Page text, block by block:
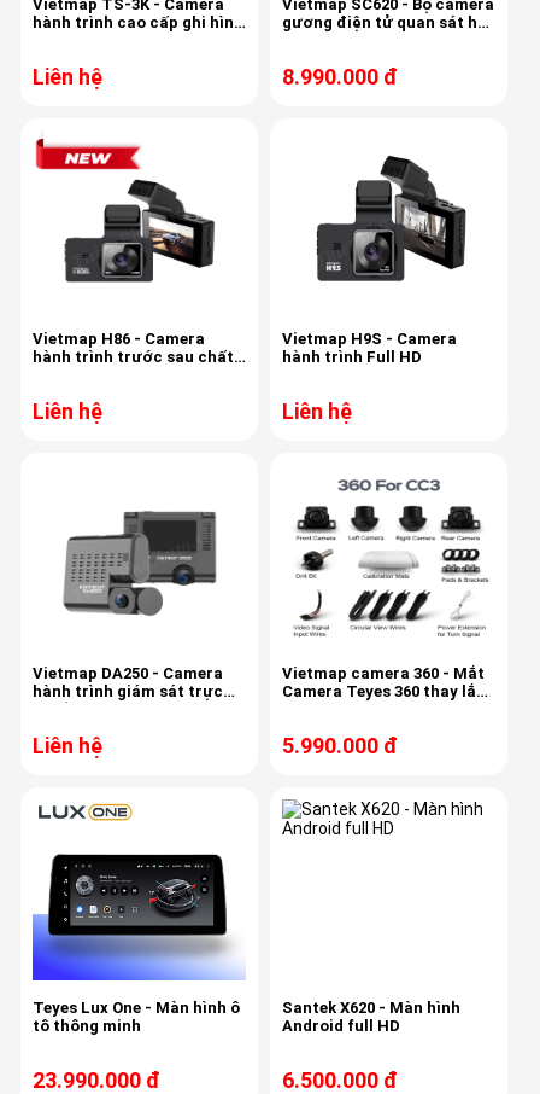
Vietmap TS-3K - Camera
hành trình cao cấp ghi hình
Liên hệ
Vietmap SC620 - Bộ camera
gương điện tử quan sát hai
8.990.000 đ
Vietmap H86 - Camera
hành trình trước sau chất
Liên hệ
Vietmap H9S - Camera
hành trình Full HD
Liên hệ
Vietmap DA250 - Camera
hành trình giám sát trực
Liên hệ
Vietmap camera 360 - Mắt
Camera Teyes 360 thay lắp
5.990.000 đ
Teyes Lux One - Màn hình ô
tô thông minh
23.990.000 đ
Santek X620 - Màn hình
Android full HD
6.500.000 đ